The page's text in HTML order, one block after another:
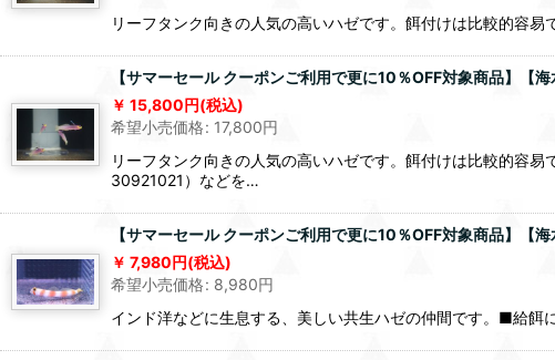
リーフタンク向きの人気の高いハゼです。餌付けは比較的容
【サマーセール クーポンご利用で更に10％OFF対象商品】
15,800円(税込)
希望小売価格: 17,800円
リーフタンク向きの人気の高いハゼです。餌付けは比較的容
30921021）などを…
【サマーセール クーポンご利用で更に10％OFF対象商品】
7,980円(税込)
希望小売価格: 8,980円
インド洋などに生息する、美しい共生ハゼの仲間です。■給